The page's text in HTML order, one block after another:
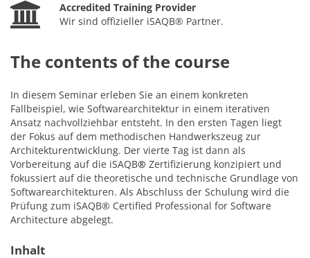
Accredited Training Provider
Wir sind offizieller iSAQB® Partner.
The contents of the course
In diesem Seminar erleben Sie an einem konkreten
Fallbeispiel, wie Softwarearchitektur in einem iterativen
Ansatz nachvollziehbar entsteht. In den ersten Tagen liegt
der Fokus auf dem methodischen Handwerkszeug zur
Architekturentwicklung. Der vierte Tag ist dann als
Vorbereitung auf die iSAQB® Zertifizierung konzipiert und
fokussiert auf die theoretische und technische Grundlage von
Softwarearchitekturen. Als Abschluss der Schulung wird die
Prüfung zum iSAQB® Certified Professional for Software
Architecture abgelegt.
Inhalt